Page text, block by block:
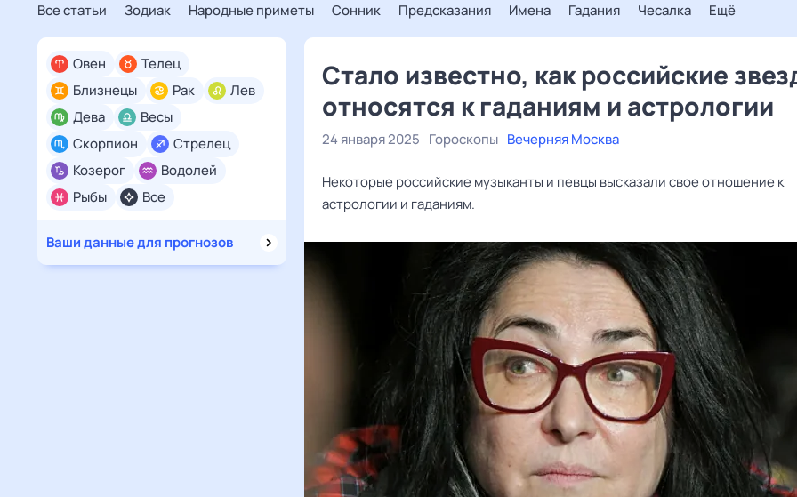
Все статьи Зодиак Народные приметы Сонник Предсказания Имена Гадания Чесалка Ещё
Все
Овен
Телец
Близнецы
Рак
Лев
Дева
Весы
Скорпион
Стрелец
Козерог
Водолей
Рыбы
Ваши данные для прогнозов
Стало известно, как российские
относятся к гаданиям и астрологии
24 января 2025 Гороскопы Вечерняя Москва
Некоторые российские музыканты и певцы высказали свое отношение к
астрологии и гаданиям.